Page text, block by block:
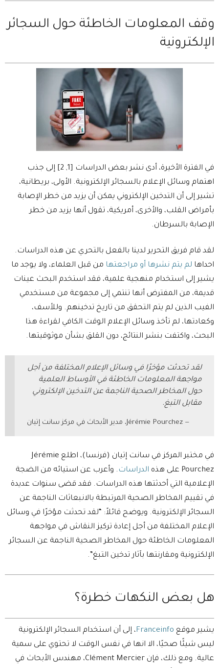
وقف المعلومات الخاطئة حول السجائر
الإلكترونية
في الفترة الأخيرة، أدى نشر بعض الدراسات [1, 2] إلى جذب
اهتمام وسائل الإعلام بالسجائر الإلكترونية. الأولى، بريطانية،
تشير إلى أن التدخين الإلكتروني يمكن أن يزيد من خطر الإصابة
بأمراض القلب، والأخرى، أمريكية، تقول أنها يزيد من خطر
الإصابة بالسرطان.
لقد قام فريق التحرير لدينا بالفعل بالتحري عن هذه الدراسات.
احداها لم يتم نشرها أو مراجعتها من قبل العلماء، ولا يوجد ما
يشير إلى استخدام منهجية علمية، فقد استخدم البحث عينات
قديمة، من المفترض أنها تنتمي إلى مجموعة من مستخدمي
الفيب الذين لم يتم التحقق من تاريخ تدخينهم. وللأسف،
وكعادتها، لم تأخذ وسائل الإعلام الوقت الكافي لقراءة هذا
البحث، واكتفت بنشر النتائج، دون القلق بشأن موثوقيتها.
لقد تحدثت مؤخرًا في وسائل الإعلام المختلفة من أجل
مواجهة المعلومات الخاطئة في الأوساط العلمية
حول المخاطر الصحية الناجمة عن التدخين الإلكتروني
مقابل التبغ.
Jérémie Pourchez، مدير الأبحاث في مركز سانت إتيان
في مختبر المركز في سانت إتيان (فرنسا)، اطلع Jérémie
Pourchez على هذه
الدراسات. وأعرب عن استيائه من الضجة
الإعلامية التي أحدثتها هذه الدراسات. فقد قضى سنوات عديدة
في تقييم المخاطر الصحية المرتبطة بالانبعاثات الناجمة عن
السجائر الإلكترونية. ويوضح قائلاً: “لقد تحدثت مؤخرًا في وسائل
الإعلام المختلفة من أجل إعادة تركيز النقاش في مواجهة
المعلومات الخاطئة حول المخاطر الصحية الناجمة عن السجائر
الإلكترونية ومقارنتها بآثار تدخين التبغ”.
هل بعض النكهات خطرة؟
يشير موقع Franceinfo، إلى أن استخدام السجائر الإلكترونية
ليس شيئًا صحيًا، الا انها في نفس الوقت لا تحتوي على سمية
عالية. ومع ذلك، فإن Clément Mercier، مهندس الأبحاث في